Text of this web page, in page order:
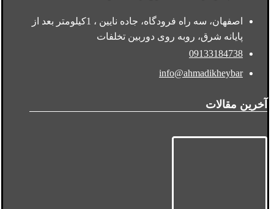
اصفهان، سه راه فرودگاه، جاده نایین ، 1کیلومتر بعد از
پایانه شرق، روبه روی دوربین تخلفات
09133184738
info@ahmadikheybar
آخرین مقالات